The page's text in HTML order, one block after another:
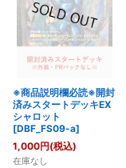
並び順:
※商品説明欄必読※開封
済みスタートデッキEX
シャロット
[DBF_FS09-a]
1,000円(税込)
在庫なし